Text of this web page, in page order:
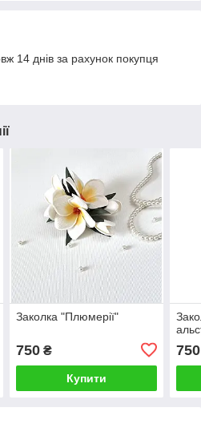
14 днів за рахунок покупця
Заколка "Плюмерії"
750₴
Купити
750